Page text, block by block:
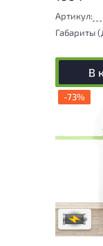
Артикул:
Габариты
В
-73%
Степень
В